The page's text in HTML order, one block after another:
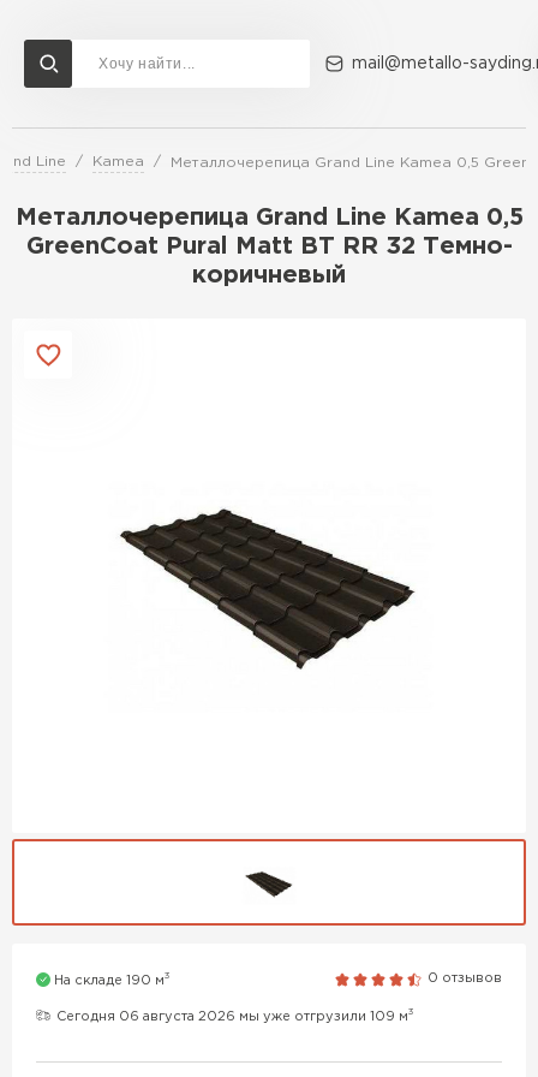
mail@metallo-
Line Kamea Металлочерепица Grand Line Kamea 0,5
Металлочерепица Grand Line Kamea 0,5
GreenCoat Pural Matt BT RR 32 Темно-
коричневый
На складе 190 м3 0 отзывов
Сегодня 06 августа 2026 мы уже отгрузили 109 м3
Доставка и оплата Акции О компании Контакты
Перейти в каталог